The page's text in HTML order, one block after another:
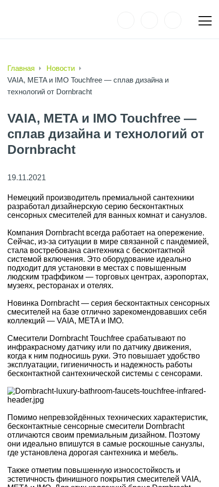
Главная
Новости
VAIA, META и IMO Touchfree — сплав дизайна и
технологий от Dornbracht
VAIA, META и IMO Touchfree —
сплав дизайна и технологий от
Dornbracht
19.11.2021
Немецкий производитель премиальной сантехники
разработал дизайнерскую серию бесконтактных
сенсорных смесителей для ванных комнат и санузлов.
Компания Dornbracht всегда работает на опережение.
Сейчас, из-за ситуации в мире связанной с пандемией,
стала востребована сантехника с бесконтактной
системой включения. Это оборудование идеально
подходит для установки в местах с повышенным
людским траффиком — торговых центрах, аэропортах,
музеях, ресторанах и отелях.
Новинка Dornbracht — серия бесконтактных сенсорных
смесителей на базе отлично зарекомендовавших себя
коллекций — VAIA, META и IMO.
Смесители Dornbracht Touchfree срабатывают по
инфракрасному датчику или по датчику движения,
когда к ним подносишь руки. Это повышает удобство
эксплуатации, гигиеничность и надежность работы
бесконтактной сантехнической системы с сенсорами.
Помимо непревзойдённых технических характеристик,
бесконтактные сенсорные смесители Dornbracht
отличаются своим премиальным дизайном. Поэтому
они идеально впишутся в самые роскошные санузлы,
где установлена дорогая сантехника и мебель.
Также отметим повышенную износостойкость и
эстетичность финишного покрытия смесителей VAIA,